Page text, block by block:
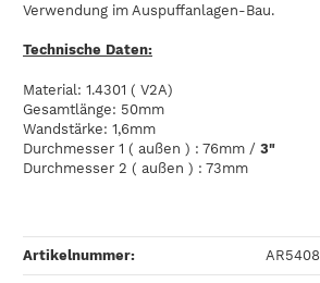
Verwendung im Auspuffanlagen-Bau.
Technische Daten:
Material: 1.4301 ( V2A)
Gesamtlänge: 50mm
Wandstärke: 1,6mm
Durchmesser 1 ( außen ) : 76mm / 3"
Durchmesser 2 ( außen ) : 73mm
Artikelnummer: AR5408